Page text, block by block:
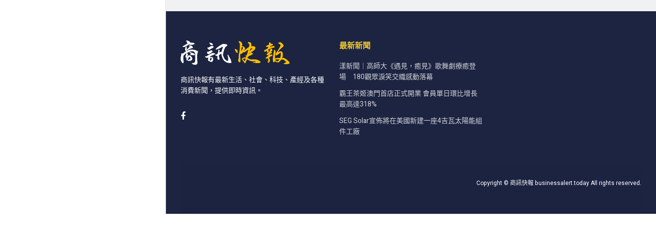
商訊快報有最新生活、社會、科技、產經及各種
消費新聞，提供即時資訊。
最新新聞
漾新聞｜高師大《遇見，癒見》歌舞劇療癒登
場 180觀眾淚笑交織感動落幕
霸王茶姬澳門首店正式開業 會員單日環比增長
最高達318%
SEG Solar宣佈將在美國新建一座4吉瓦太陽能組
件工廠
Copyright © 商訊快報 businessalert.today All rights reserved.